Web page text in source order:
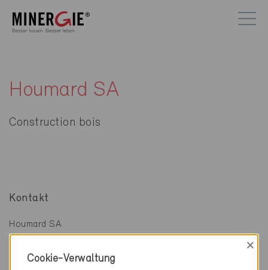
Houmard SA
Construction bois
Kontakt
Houmard SA
Construction bois
2735 Malleray
Cookie-Verwaltung
×